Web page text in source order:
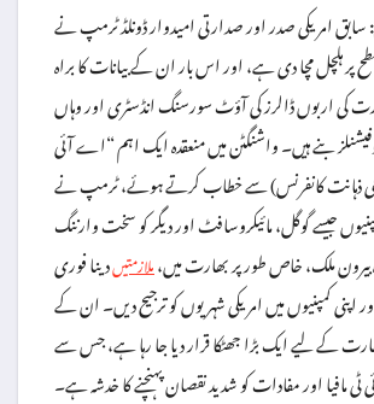
سابق امریکی صدر اور صدارتی امیدوار ڈونلڈ ٹرمپ نے
پر ہلچل مچا دی ہے، اور اس بار ان کے بیانات کا براہ
کی اربوں ڈالرز کی آؤٹ سورسنگ انڈسٹری اور وہاں
بنے ہیں۔ واشنگٹن میں منعقدہ ایک اہم “اے آئی
کانفرنس) سے خطاب کرتے ہوئے، ٹرمپ نے
جیسے گوگل، مائیکروسافٹ اور دیگر کو سخت وارننگ
ملک، خاص طور پر بھارت میں،ملازمتیںدینا فوری
اپنی کمپنیوں میں امریکی شہریوں کو ترجیح دیں۔ ان کے
کے لیے ایک بڑا جھٹکا قرار دیا جا رہا ہے، جس سے
ٹی مافیا اور مفادات کو شدید نقصان پہنچنے کا خدشہ ہے۔